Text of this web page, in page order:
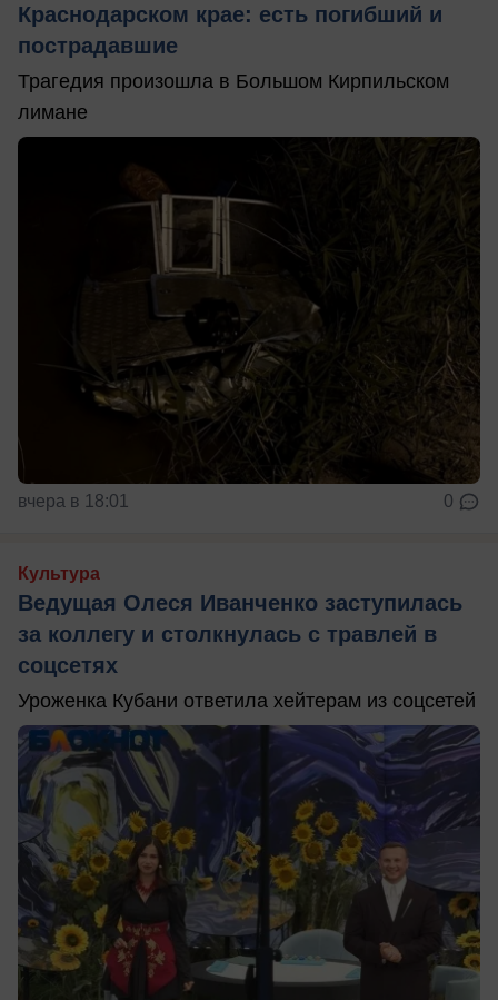
Краснодарском крае: есть погибший и
пострадавшие
Трагедия произошла в Большом Кирпильском
лимане
вчера в 18:01 0
Культура
Ведущая Олеся Иванченко заступилась
за коллегу и столкнулась с травлей в
соцсетях
Уроженка Кубани ответила хейтерам из соцсетей